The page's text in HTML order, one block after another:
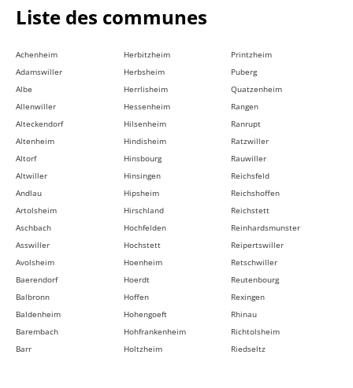
Liste des communes
Achenheim
Adamswiller
Albe
Allenwiller
Alteckendorf
Altenheim
Altorf
Altwiller
Andlau
Artolsheim
Aschbach
Asswiller
Avolsheim
Baerendorf
Balbronn
Baldenheim
Barembach
Barr
Herbitzheim
Herbsheim
Herrlisheim
Hessenheim
Hilsenheim
Hindisheim
Hinsbourg
Hinsingen
Hipsheim
Hirschland
Hochfelden
Hochstett
Hoenheim
Hoerdt
Hoffen
Hohengoeft
Hohfrankenheim
Holtzheim
Printzheim
Puberg
Quatzenheim
Rangen
Ranrupt
Ratzwiller
Rauwiller
Reichsfeld
Reichshoffen
Reichstett
Reinhardsmunster
Reipertswiller
Retschwiller
Reutenbourg
Rexingen
Rhinau
Richtolsheim
Riedseltz